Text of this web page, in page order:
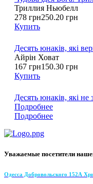
Триллия Ньюбелл
278 грн250.20 грн
Купить
Десять юнаків, які
Айрін Ховат
167 грн150.30 грн
Купить
Десять юнаків, які не
Подробнее
Подробнее
Уважаемые посетители
Одесса Добровольского 152А